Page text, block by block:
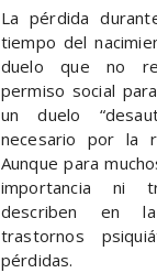
La pérdida
tiempo del
duelo que no
permiso social
un duelo
necesario por la
Aunque para
importancia ni
describen en
trastornos
pérdidas.